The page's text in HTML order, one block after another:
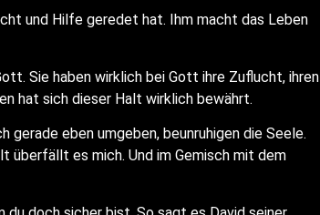
und Hil­fe gere­det hat. Ihm macht das Leben
Sie haben wirk­lich bei Gott ihre Zuflucht, ihren
hat sich die­ser Halt wirk­lich bewährt.
gera­de eben umge­ben, beun­ru­hi­gen die See­le.
über­fällt es mich. Und im Gemisch mit dem